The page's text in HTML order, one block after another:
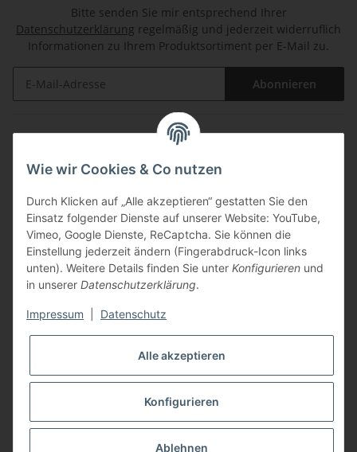
Bitte senden Sie mir entsprechend Ihrer
Datenschutzerklärung regelmäßig und jederzeit widerruflich
Informationen zu Ihrem Produktsortiment per E-Mail zu.
Abonnieren
Zahlungsarten
* Alle Preise inkl. gesetzlicher USt., zzgl.Versand
Wie wir Cookies & Co nutzen
Durch Klicken auf „Alle akzeptieren“ gestatten Sie den
Einsatz folgender Dienste auf unserer Website: YouTube,
Vimeo, Google Dienste, ReCaptcha. Sie können die
Einstellung jederzeit ändern (Fingerabdruck-Icon links
unten). Weitere Details finden Sie unter Konfigurieren und
in unserer Datenschutzerklärung.
Impressum Datenschutz
Alle akzeptieren
Konfigurieren
Ablehnen